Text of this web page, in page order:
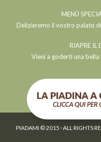
MENÙ
Delizieremo il vostro palato
RIAPRE IL
Vieni a goderti una
PIADAMI © 2015 · ALL RIGHTS